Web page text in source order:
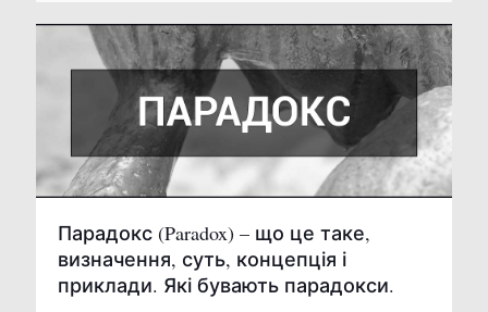
Парадокс (Paradox) – що це таке,
визначення, суть, концепція і
приклади. Які бувають парадокси.